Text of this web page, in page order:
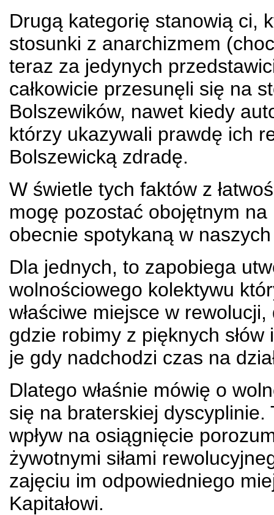
Drugą kategorię stanowią ci,
stosunki z anarchizmem
teraz za jedynych
całkowicie przesunęli się na
Bolszewików, nawet kiedy
którzy ukazywali prawdę ich
Bolszewicką zdradę.
W świetle tych faktów z
mogę pozostać obojętnym
obecnie spotykaną w naszych
Dla jednych, to zapobiega
wolnościowego kolektywu
właściwe miejsce w
gdzie robimy z pięknych
je gdy nadchodzi czas na
Dlatego właśnie mówię o
się na braterskiej
wpływ na osiągnięcie
żywotnymi siłami
zajęciu im odpowiedniego
Kapitałowi.